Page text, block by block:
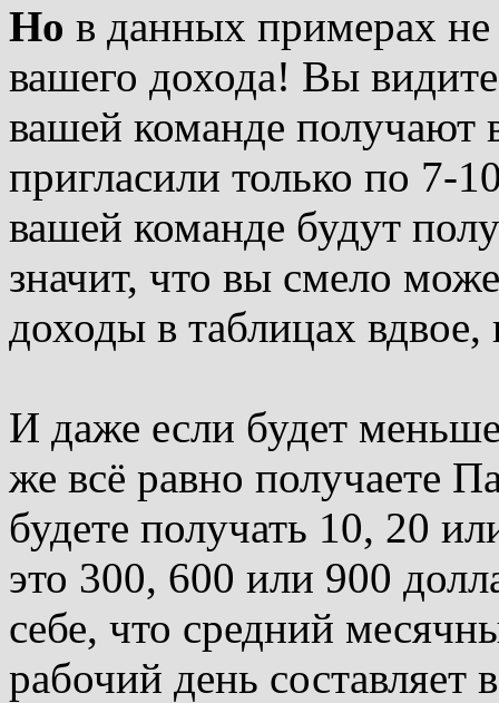
Но в данных примерах не
вашего дохода! Вы
вашей команде получают
пригласили только по 7-
вашей команде будут
значит, что вы смело
доходы в таблицах
И даже если будет
же всё равно получаете
будете получать 10, 20
это 300, 600 или 900
себе, что средний
рабочий день